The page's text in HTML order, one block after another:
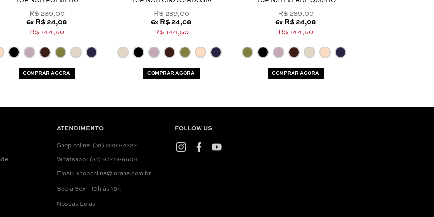
R$ 289,00
6x R$ 24,08
R$ 144,50
COMPRAR AGORA
R$ 289,00
6x R$ 24,08
R$ 144,50
COMPRAR AGORA
R$ 289,00
6x R$ 24,08
R$ 144,50
COMPRAR AGORA
ATENDIMENTO
Shop online: (31) 2010-4222
Whatsapp: (31) 97219-6604
Email: shoponline@iorane.com.br
Seg a Sex - 10h às 18h
Nossas Lojas
FOLLOW US